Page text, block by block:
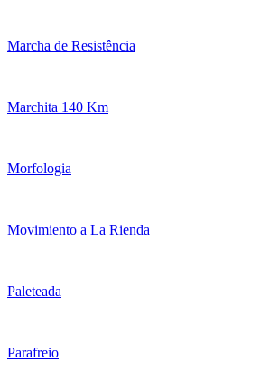
Marcha de Resistência
Marchita 140 Km
Morfologia
Movimiento a La Rienda
Paleteada
Parafreio